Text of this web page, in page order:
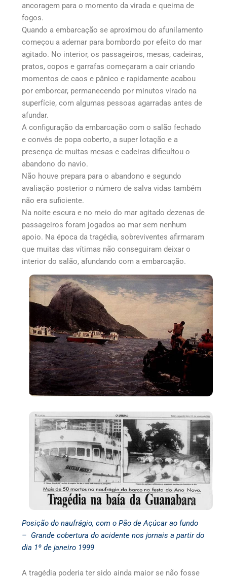
ancoragem para o momento da virada e queima de
fogos.
Quando a embarcação se aproximou do afunilamento
começou a adernar para bombordo por efeito do mar
agitado. No interior, os passageiros, mesas, cadeiras,
pratos, copos e garrafas começaram a cair criando
momentos de caos e pânico e rapidamente acabou
por emborcar, permanecendo por minutos virado na
superfície, com algumas pessoas agarradas antes de
afundar.
A configuração da embarcação com o salão fechado
e convés de popa coberto, a super lotação e a
presença de muitas mesas e cadeiras dificultou o
abandono do navio.
Não houve prepara para o abandono e segundo
avaliação posterior o número de salva vidas também
não era suficiente.
Na noite escura e no meio do mar agitado dezenas de
passageiros foram jogados ao mar sem nenhum
apoio. Na época da tragédia, sobreviventes afirmaram
que muitas das vítimas não conseguiram deixar o
interior do salão, afundando com a embarcação.
Posição do naufrágio, com o Pão de Açúcar ao fundo
– Grande cobertura do acidente nos jornais a partir do
dia 1º de janeiro 1999
A tragédia poderia ter sido ainda maior se não fosse